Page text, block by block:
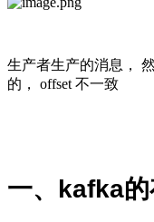
生产者生产的消息，
的， offset 不一致
一、 kafka的